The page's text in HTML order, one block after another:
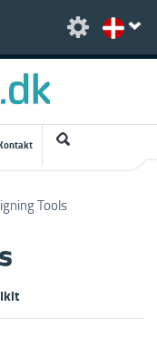
Tools